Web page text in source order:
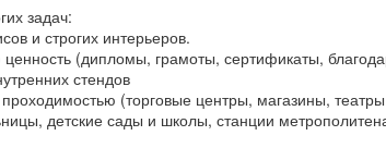
задач:
и строгих интерьеров.
(дипломы, грамоты, сертификаты,
стендов
(торговые центры, магазины, театры
детские сады и школы, станции